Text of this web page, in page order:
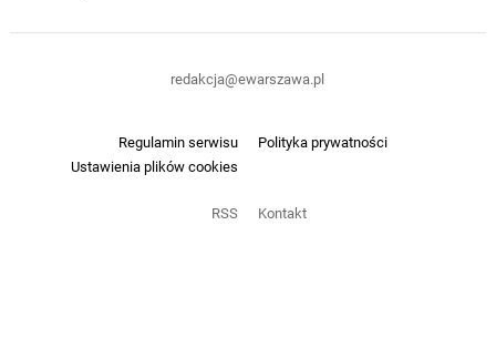
Regulamin serwisu
Polityka prywatności
Ustawienia plików cookies
RSS Kontakt
redakcja@ewarszawa.pl